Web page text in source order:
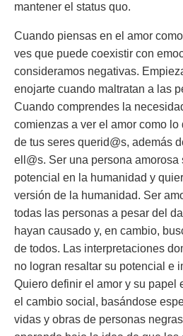
mantener el status quo.
Cuando piensas en el amor
ves que puede coexistir con
consideramos negativas.
enojarte cuando maltratan a las
Cuando comprendes la
comienzas a ver el amor como
de tus seres querid@s, además
ell@s. Ser una persona
potencial en la humanidad y
versión de la humanidad. Ser
todas las personas a pesar del
hayan causado y, en cambio,
de todos. Las interpretaciones
no logran resaltar su potencial e
Quiero definir el amor y su papel
el cambio social, basándose
vidas y obras de personas